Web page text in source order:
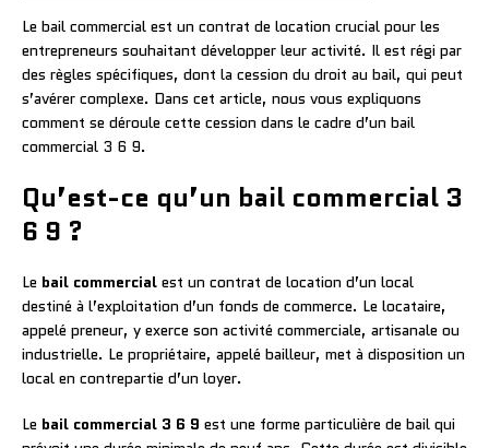
Le bail commercial est un contrat de location crucial pour les
entrepreneurs souhaitant développer leur activité. Il est régi par
des règles spécifiques, dont la cession du droit au bail, qui peut
s’avérer complexe. Dans cet article, nous vous expliquons
comment se déroule cette cession dans le cadre d’un bail
commercial 3 6 9.
Qu’est-ce qu’un bail commercial 3
6 9 ?
Le bail commercial est un contrat de location d’un local
destiné à l’exploitation d’un fonds de commerce. Le locataire,
appelé preneur, y exerce son activité commerciale, artisanale ou
industrielle. Le propriétaire, appelé bailleur, met à disposition un
local en contrepartie d’un loyer.
Le bail commercial 3 6 9 est une forme particulière de bail qui